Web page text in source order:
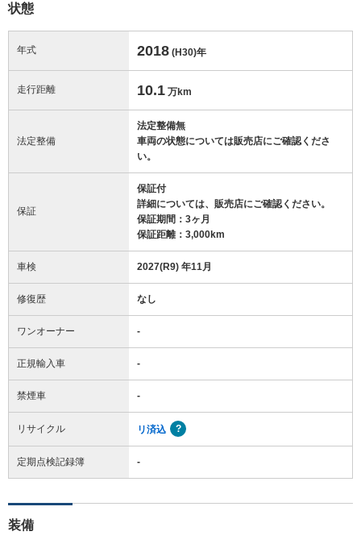
状態
年式 2018 (H30)年
走行距離 10.1 万km
法定整備
法定整備無
車両の状態については販売店にご確認くださ
い。
保証
保証付
詳細については、販売店にご確認ください。
保証期間：3ヶ月
保証距離：3,000km
車検 2027(R9) 年11月
修復歴 なし
ワンオーナー -
正規輸入車 -
禁煙車 -
リサイクル リ済込
定期点検記録簿 -
装備